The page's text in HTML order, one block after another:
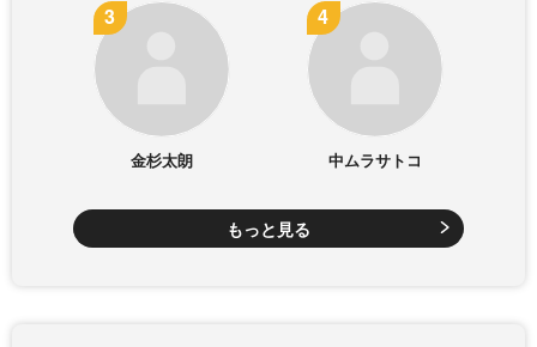
金杉太朗 中ムラサトコ
もっと見る